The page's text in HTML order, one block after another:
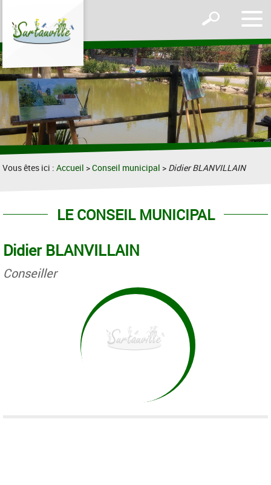
le
Afficher
formulaire
de
recherche
Vous êtes ici :Accueil >Conseil municipal > Didier BLANVILLAIN
LE CONSEIL MUNICIPAL
Didier BLANVILLAIN
Conseiller